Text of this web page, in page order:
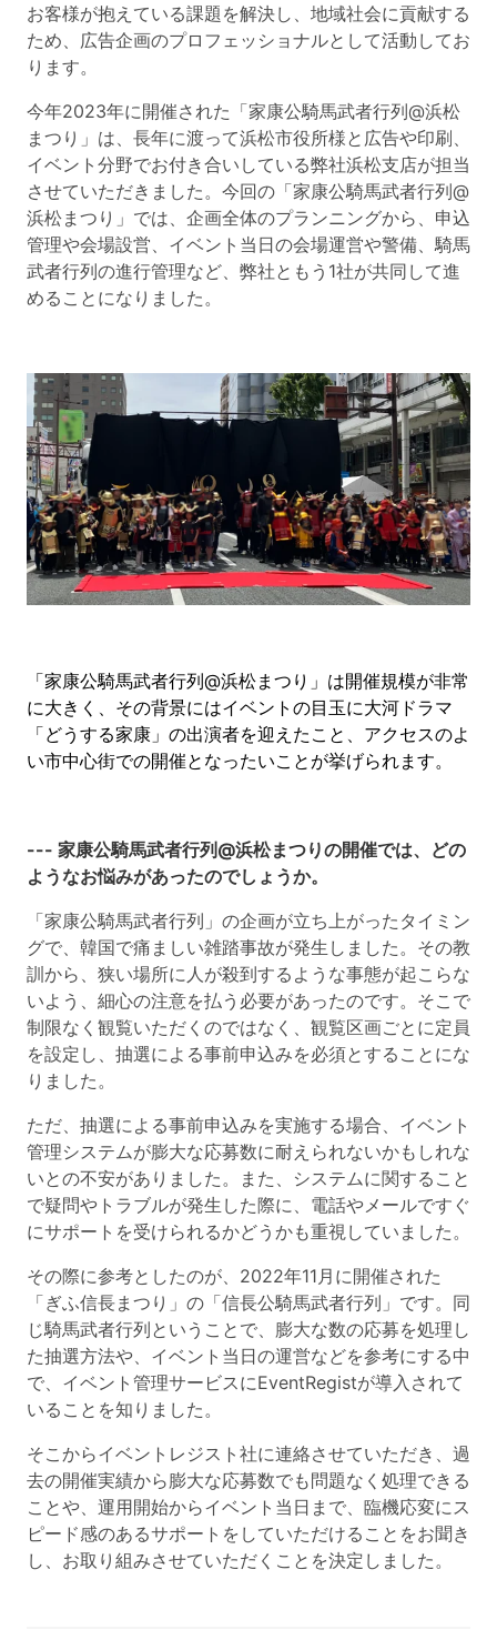
お客様が抱えている課題を解決し、地域社会に貢献する
ため、広告企画のプロフェッショナルとして活動してお
ります。
今年2023年に開催された「家康公騎馬武者行列@浜松
まつり」は、長年に渡って浜松市役所様と広告や印刷、
イベント分野でお付き合いしている弊社浜松支店が担当
させていただきました。今回の「家康公騎馬武者行列@
浜松まつり」では、企画全体のプランニングから、申込
管理や会場設営、イベント当日の会場運営や警備、騎馬
武者行列の進行管理など、弊社ともう1社が共同して進
めることになりました。
「家康公騎馬武者行列@浜松まつり」は開催規模が非常
に大きく、その背景にはイベントの目玉に大河ドラマ
「どうする家康」の出演者を迎えたこと、アクセスのよ
い市中心街での開催となったいことが挙げられます。
--- 家康公騎馬武者行列@浜松まつりの開催では、どの
ようなお悩みがあったのでしょうか。
「家康公騎馬武者行列」の企画が立ち上がったタイミン
グで、韓国で痛ましい雑踏事故が発生しました。その教
訓から、狭い場所に人が殺到するような事態が起こらな
いよう、細心の注意を払う必要があったのです。そこで
制限なく観覧いただくのではなく、観覧区画ごとに定員
を設定し、抽選による事前申込みを必須とすることにな
りました。
ただ、抽選による事前申込みを実施する場合、イベント
管理システムが膨大な応募数に耐えられないかもしれな
いとの不安がありました。また、システムに関すること
で疑問やトラブルが発生した際に、電話やメールですぐ
にサポートを受けられるかどうかも重視していました。
その際に参考としたのが、2022年11月に開催された
「ぎふ信長まつり」の「信長公騎馬武者行列」です。同
じ騎馬武者行列ということで、膨大な数の応募を処理し
た抽選方法や、イベント当日の運営などを参考にする中
で、イベント管理サービスにEventRegistが導入されて
いることを知りました。
そこからイベントレジスト社に連絡させていただき、過
去の開催実績から膨大な応募数でも問題なく処理できる
ことや、運用開始からイベント当日まで、臨機応変にス
ピード感のあるサポートをしていただけることをお聞き
し、お取り組みさせていただくことを決定しました。